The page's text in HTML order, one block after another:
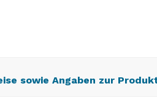
sowie Angaben zur